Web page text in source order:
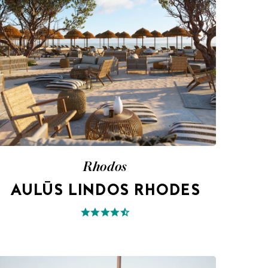
Rhodos
AULŪS LINDOS RHODES